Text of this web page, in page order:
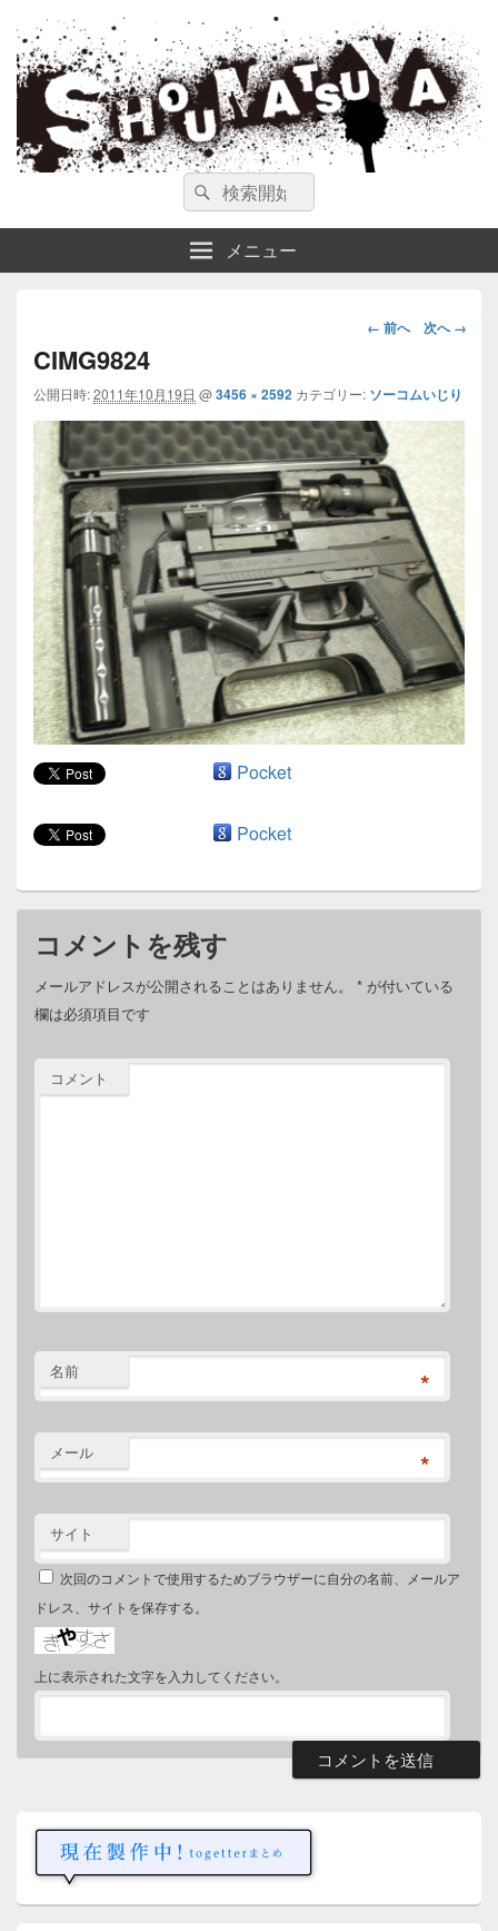
ガンスミス 庄松屋
庄松屋は様々なガンスミスを 製作途中や動画を交えて公開しています。
検
索
対
象:
検
索
メニュー
画
ビ
ゲ
ー
シ
ョ
ン
← 前へ 次へ →
CIMG9824
公開日時:2011年10月19日 @3456 × 2592 カテゴリー: ソーコムいじり
Pocket
Pocket
コメントを残す
メールアドレスが公開されることはありません。 * が付いている
欄は必須項目です
コメント
名前 *
メール *
サイト
次回のコメントで使用するためブラウザーに自分の名前、メールア
ドレス、サイトを保存する。
上に表示された文字を入力してください。
バ